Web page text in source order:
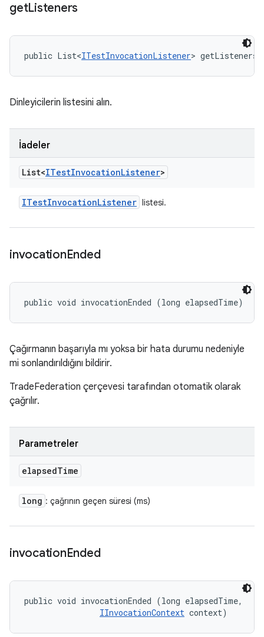
getListeners
public List<ITestInvocationListener>
Dinleyicilerin listesini alın.
İadeler
List<ITestInvocationListener>
ITestInvocationListener listesi.
invocationEnded
public void invocationEnded (long elapsedTime)
Çağırmanın başarıyla mı yoksa bir hata durumu nedeniyle
mi sonlandırıldığını bildirir.
TradeFederation çerçevesi tarafından otomatik olarak
çağrılır.
Parametreler
elapsedTime
long : çağrının geçen süresi (ms)
invocationEnded
public void invocationEnded (long elapsedTime,
IInvocationContext context)